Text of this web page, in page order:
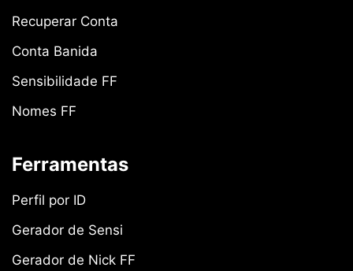
Recuperar Conta
Conta Banida
Sensibilidade FF
Nomes FF
Ferramentas
Perfil por ID
Gerador de Sensi
Gerador de Nick FF